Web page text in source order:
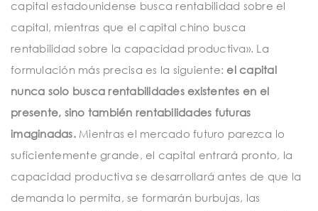
capital estadounidense busca rentabilidad sobre el
capital, mientras que el capital chino busca
rentabilidad sobre la capacidad productiva». La
formulación más precisa es la siguiente:el capital
nunca solo busca rentabilidades existentes en el
presente, sino también rentabilidades futuras
imaginadas. Mientras el mercado futuro parezca lo
suficientemente grande, el capital entrará pronto, la
capacidad productiva se desarrollará antes de que la
demanda lo permita, se formarán burbujas, las